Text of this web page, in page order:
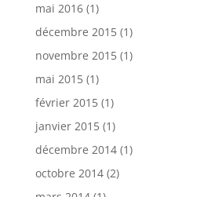
mai 2016(1)
décembre 2015(1)
novembre 2015(1)
mai 2015(1)
février 2015(1)
janvier 2015(1)
décembre 2014(1)
octobre 2014(2)